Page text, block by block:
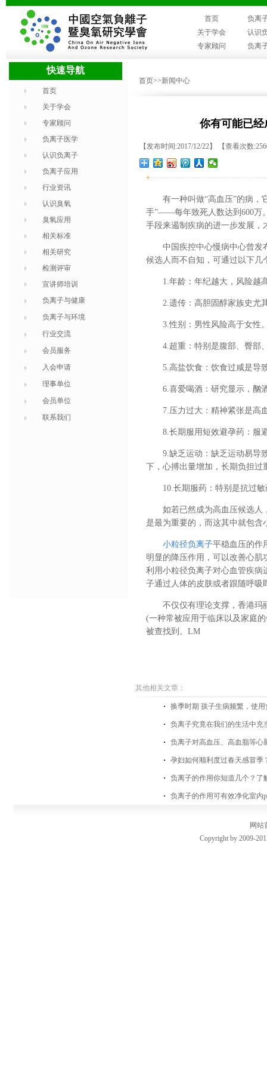
首页
负离
关于学会
认识
专家顾问
负离
快速导航
首页
关于学会
专家顾问
负离子医学
认识负离子
负离子应用
行业资讯
认识臭氧
臭氧应用
相关标准
相关研究
检测评审
宣讲师培训
负离子与健康
负离子与环境
行业交流
会员服务
入会申请
理事单位
会员单位
联系我们
首页>>新闻中心
你有可能已
【发布时间:2017/12/22】 【查看次数
+
有一种叫做“高血压”的病，
手”——每年致死人数达到600万
手段来遏制疾病的进一步发展，
中国疾控中心慢病中心曾发
候选人而不自知，可通过以下几
1.年龄：年纪越大，风险越
2.遗传：高胆固醇家族史尤
3.性别：男性风险高于女性
4.超重：特别是腹部、臀部
5.高盐饮食：饮食过咸是导
6.喜爱喝酒：研究显示，酗
7.压力过大：精神紧张是高
8.长期服用短效避孕药：服
9.缺乏运动：缺乏运动易导
下，心搏出量增加，长期负担过
10.长期服药：特别是抗过
如若已然成为高血压候选人
是最为重要的，而这其中就包含
小粒径负离子平稳血压的作
明显的降压作用，可以改善心
利用小粒径负离子对心血管疾病
子通过人体的皮肤或者跟随呼吸
不仅仅有理论支撑，香港玛
(一种常被应用于临床以及家庭
被查找到。LM
其他相关文章：
换季时期 孩子生病频繁，使
负离子究竟在我们的生活中充
负离子对高血压、高血脂等心
孕妇如何顺利度过春天感冒季
负离子的作用你知道几个？了
负离子的作用可有效净化室内
网站
Copyright by 2009-